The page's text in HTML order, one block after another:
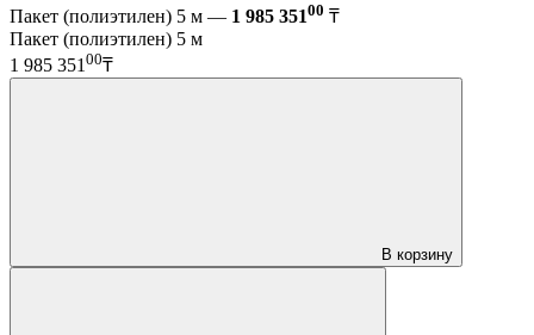
Пакет (полиэтилен) 5 м — 1 985 35100 ₸
Пакет (полиэтилен) 5 м
1 985 35100₸
В корзину